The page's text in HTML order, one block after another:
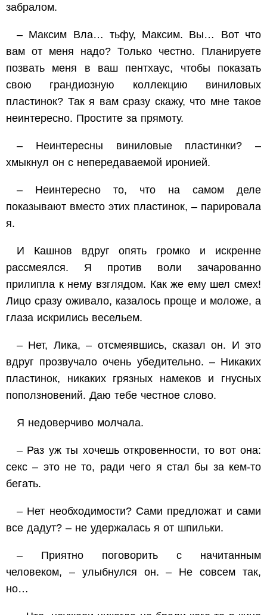
забралом.
– Максим Вла… тьфу, Максим. Вы… Вот что
вам от меня надо? Только честно. Планируете
позвать меня в ваш пентхаус, чтобы показать
свою грандиозную коллекцию виниловых
пластинок? Так я вам сразу скажу, что мне такое
неинтересно. Простите за прямоту.
– Неинтересны виниловые пластинки? –
хмыкнул он с непередаваемой иронией.
– Неинтересно то, что на самом деле
показывают вместо этих пластинок, – парировала
я.
И Кашнов вдруг опять громко и искренне
рассмеялся. Я против воли зачарованно
прилипла к нему взглядом. Как же ему шел смех!
Лицо сразу оживало, казалось проще и моложе, а
глаза искрились весельем.
– Нет, Лика, – отсмеявшись, сказал он. И это
вдруг прозвучало очень убедительно. – Никаких
пластинок, никаких грязных намеков и гнусных
поползновений. Даю тебе честное слово.
Я недоверчиво молчала.
– Раз уж ты хочешь откровенности, то вот она:
секс – это не то, ради чего я стал бы за кем-то
бегать.
– Нет необходимости? Сами предложат и сами
все дадут? – не удержалась я от шпильки.
– Приятно поговорить с начитанным
человеком, – улыбнулся он. – Не совсем так,
но…